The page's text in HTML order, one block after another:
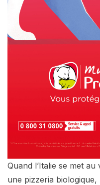
Quand l’Italie se met
une pizzeria